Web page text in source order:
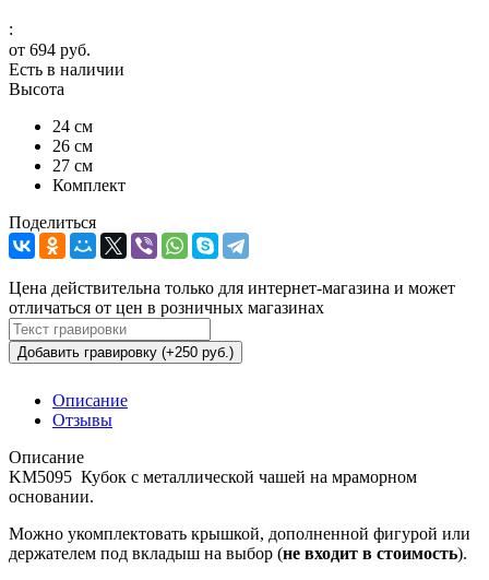
:
от 694 руб.
Есть в наличии
Высота
24 см
26 см
27 см
Комплект
Поделиться
Цена действительна только для интернет-магазина и может
отличаться от цен в розничных магазинах
Добавить гравировку (+250 руб.)
Описание
Отзывы
Описание
KM5095 Кубок с металлической чашей на мраморном
основании.
Можно укомплектовать крышкой, дополненной фигурой или
держателем под вкладыш на выбор (не входит в стоимость).